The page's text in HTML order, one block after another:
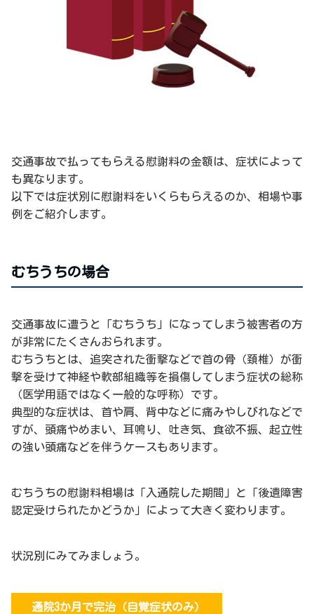
交通事故で払ってもらえる慰謝料の金額は、症状によって
も異なります。
以下では症状別に慰謝料をいくらもらえるのか、相場や事
例をご紹介します。
むちうちの場合
交通事故に遭うと「むちうち」になってしまう被害者の方
が非常にたくさんおられます。
むちうちとは、追突された衝撃などで首の骨（頚椎）が衝
撃を受けて神経や軟部組織等を損傷してしまう症状の総称
（医学用語ではなく一般的な呼称）です。
典型的な症状は、首や肩、背中などに痛みやしびれなどで
すが、頭痛やめまい、耳鳴り、吐き気、食欲不振、起立性
の強い頭痛などを伴うケースもあります。
むちうちの慰謝料相場は「入通院した期間」と「後遺障害
認定受けられたかどうか」によって大きく変わります。
状況別にみてみましょう。
通院3か月で完治（自覚症状のみ）